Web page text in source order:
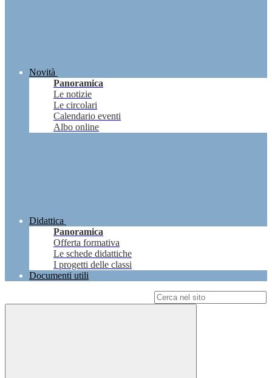
Novità
Panoramica
Le notizie
Le circolari
Calendario eventi
Albo online
Didattica
Panoramica
Offerta formativa
Le schede didattiche
I progetti delle classi
Documenti utili